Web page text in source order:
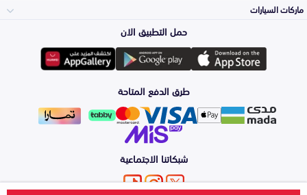
المكائن، القيرات
وملحقاتها
الشمعات
والاصطبات (الاضاءة)
الفرامل والأقمشة
لوازم الرحلات
اكسسوارات العناية
الزيوت و السوائل
الأكثر مبيعاً
التلميع والعناية
ماركات السيارات
تويوتا
هيونداي
كيا
حمل التطبيق الان
طرق الدفع المتاحة
شبكاتنا الاجتماعية